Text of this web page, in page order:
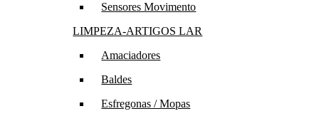
Sensores Movimento
LIMPEZA-ARTIGOS LAR
Amaciadores
Baldes
Esfregonas / Mopas